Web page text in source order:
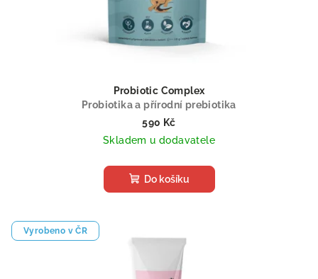
Probiotic Complex
Probiotika a přírodní prebiotika
590 Kč
Skladem u dodavatele
Do košíku
Vyrobeno v ČR